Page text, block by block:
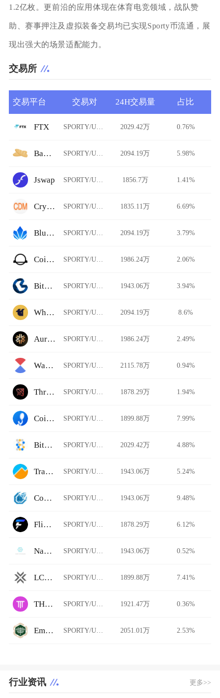
1.2亿枚。更前沿的应用体现在体育电竞领域，战队赞
助、赛事押注及虚拟装备交易均已实现Sporty币流通，展
现出强大的场景适配能力。
交易所
交易平台 交易对 24H交易量 占比
FTX SPORTY/USDT 2029.42万 0.76%
Baguette SPORTY/USDT 2094.19万 5.98%
Jswap SPORTY/USDT 1856.7万 1.41%
CryptoDerivatives SPORTY/USDT 1835.11万 6.69%
BlueLotusDAO SPORTY/USDT 2094.19万 3.79%
CoinJar Exchange SPORTY/USDT 1986.24万 2.06%
Bits Blockchain SPORTY/USDT 1943.06万 3.94%
WhiteBIT Futures SPORTY/USDT 2094.19万 8.6%
Auriswap SPORTY/USDT 1986.24万 2.49%
Waves Exchange SPORTY/USDT 2115.78万 0.94%
Thruster SPORTY/USDT 1878.29万 1.94%
CoinHe SPORTY/USDT 1899.88万 7.99%
Bitdrome Finance SPORTY/USDT 2029.42万 4.88%
TradeSatoshi SPORTY/USDT 1943.06万 5.24%
ComethSwap SPORTY/USDT 1943.06万 9.48%
Flipster SPORTY/USDT 1878.29万 6.12%
Nami Exchange SPORTY/USDT 1943.06万 0.52%
LCX Exchange SPORTY/USDT 1899.88万 7.41%
THENA FUSION SPORTY/USDT 1921.47万 0.36%
Emirex SPORTY/USDT 2051.01万 2.53%
行业资讯 更多>>